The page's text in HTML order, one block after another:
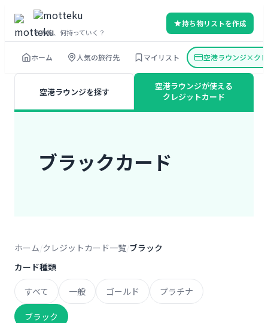
を
その旅、何持っていく？
持ち物リストを作成
ホーム 人気の旅行先 マイリスト 空港ラウンジ×ク
空港ラウンジを探す
空港ラウンジが使える
クレジットカード
ブラックカード
ホーム クレジットカード一覧 ブラック
カード種類
すべて 一般 ゴールド プラチナ
ブラック